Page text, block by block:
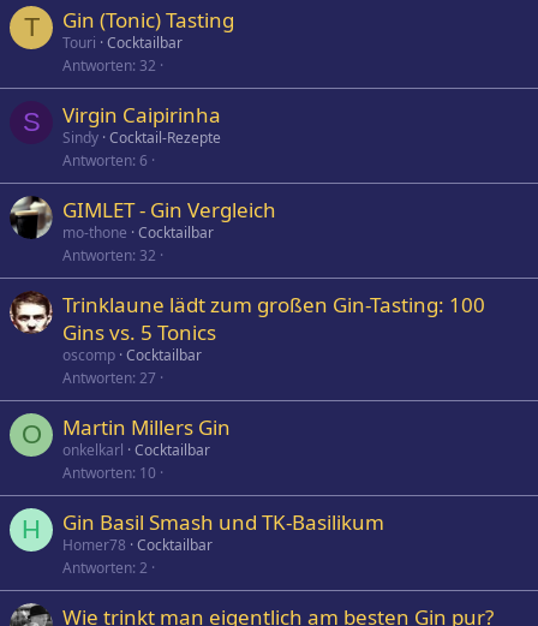
T Gin (Tonic) Tasting
Touri Cocktailbar
Antworten 32
S Virgin Caipirinha
Sindy Cocktail-Rezepte
Antworten 6
GIMLET - Gin Vergleich
mo-thone Cocktailbar
Antworten 32
Trinklaune lädt zum großen Gin-Tasting: 100
Gins vs. 5 Tonics
oscomp Cocktailbar
Antworten 27
O Martin Millers Gin
onkelkarl Cocktailbar
Antworten 10
H Gin Basil Smash und TK-Basilikum
Homer78 Cocktailbar
Antworten 2
Wie trinkt man eigentlich am besten Gin pur?